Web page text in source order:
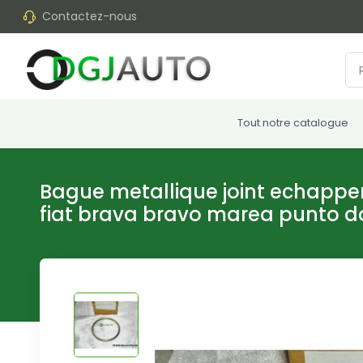
Contactez-nous
Tout notre catalogue
Bague metallique joint
fiat brava bravo marea punto